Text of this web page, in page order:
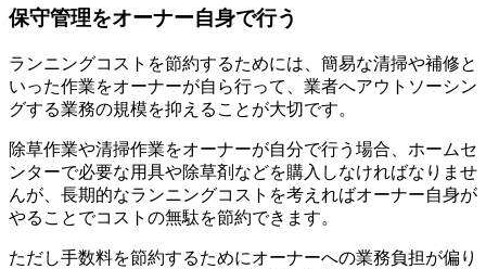
保守管理をオーナー自身で行う
ランニングコストを節約するためには、 簡易な清掃や補修と
いった作業をオーナーが自ら行って、業者へアウトソーシン
グする業務の規模を抑えること が大切です。
除草作業や清掃作業をオーナーが自分で行う場合、ホームセ
ンターで必要な用具や除草剤などを購入しなければなりませ
んが、長期的なランニングコストを考えればオーナー自身が
やることでコストの無駄を節約できます。
ただし手数料を節約するためにオーナーへの業務負担が偏り